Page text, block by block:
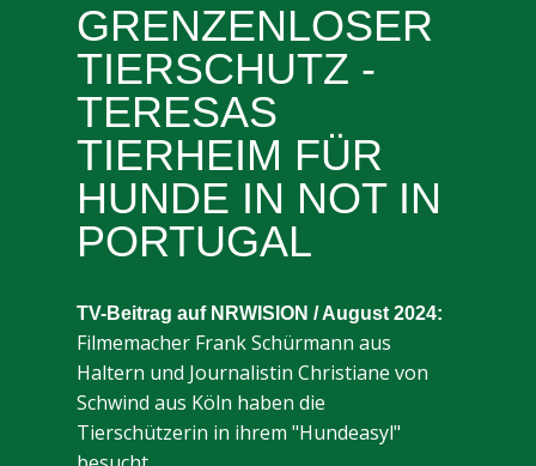
GRENZENLOSER
TIERSCHUTZ -
TERESAS
TIERHEIM FÜR
HUNDE IN NOT IN
PORTUGAL
TV-Beitrag auf NRWISION / August 2024:
Filmemacher Frank Schürmann aus
Haltern und Journalistin Christiane von
Schwind aus Köln haben die
Tierschützerin in ihrem "Hundeasyl"